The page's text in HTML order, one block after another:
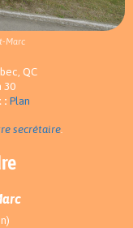
Marc
QC
30
: Plan
secrétaire.